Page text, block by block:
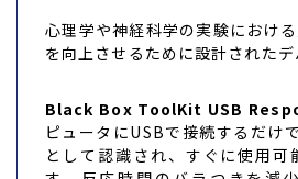
心理学や神経科学の実験におけ
を向上させるために設計されたデ
Black Box ToolKit USB
ピュータにUSBで接続するだけ
として認識され、すぐに使用可